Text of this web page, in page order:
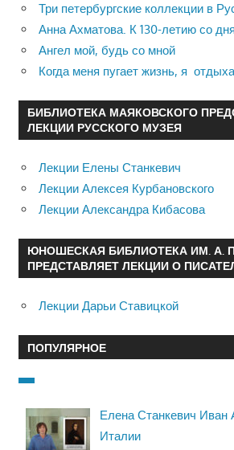
Три петербургские коллекции в
Анна Ахматова. К 130-летию со
Ангел мой, будь со мной
Когда меня пугает жизнь, я
БИБЛИОТЕКА МАЯКОВСКОГО
ЛЕКЦИИ РУССКОГО МУЗЕЯ
Лекции Елены Станкевич
Лекции Алексея Курбановского
Лекции Александра Кибасова
ЮНОШЕСКАЯ БИБЛИОТЕКА ИМ. А.
ПРЕДСТАВЛЯЕТ ЛЕКЦИИ О
Лекции Дарьи Ставицкой
ПОПУЛЯРНОЕ
Елена Станкевич Иван
Италии